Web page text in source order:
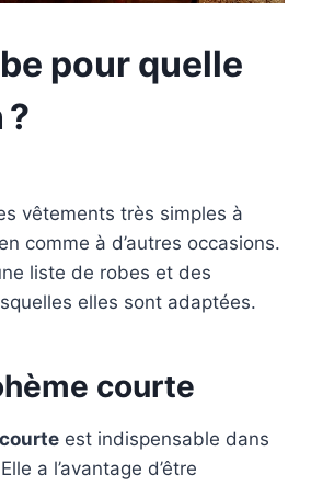
pour quelle
vêtements très simples à
comme à d’autres occasions.
liste de robes et des
elles sont adaptées.
courte
est indispensable dans
a l’avantage d’être